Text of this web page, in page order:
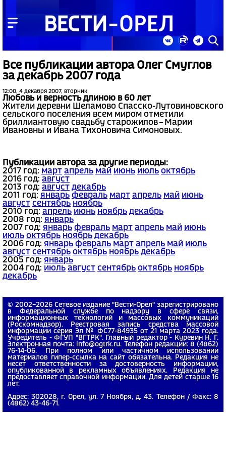
Все публикации автора Олег Смуглов
за декабрь 2007 года
12:00, 4 декабря 2007, вторник
Любовь и верность длиною в 60 лет
Жители деревни Шеламово Спасско-Лутовиновского
сельского поселения всем миром отметили
бриллиантовую свадьбу старожилов – Марии
Ивановны и Ивана Тихоновича Симоновых.
Публикации автора за другие периоды:
2017 год: март апрель май июнь июль октябрь
2016 год: август
2013 год: август декабрь
2011 год: январь февраль март апрель май июнь
август сентябрь ноябрь
2010 год: апрель июнь ноябрь декабрь
2008 год: январь
2007 год: январь февраль март апрель май июнь
июль октябрь ноябрь декабрь
2006 год: январь февраль март апрель май июль
август сентябрь октябрь ноябрь декабрь
2005 год: январь
2004 год: июль август сентябрь октябрь ноябрь
декабрь
© 2002−2026 Сетевое издание "Вести-Орел" зарегистрировано
в Федеральной службе по надзору в сфере связи,
информационных технологий и массовых коммуникаций
(Роскомнадзор). Реестровая запись средства массовой
информации серия Эл № ФС77-84935 от 21 марта 2023 года.
Учредитель - ФГУП "ВГТРК". Главный редактор - Куревин Н. Г.
Электронная почта: info@ogtrk.ru. Телефон редакции: 8 (4862)
76-14-06. При полном или частичном использовании
материалов гипер-ссылка на сайт обязательна. Редакция не
несет ответственности за достоверность информации,
опубликованной в рекламных объявлениях. Редакция не
предоставляет справочной информации. Для детей старше 16
лет.
Адрес: 302028, г. Орел, ул. 7 Ноября, д. 43. Телефон / Факс: 8
(4862) 43-46-71.